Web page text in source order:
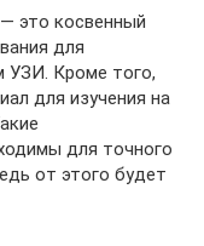
это косвенный
для
УЗИ. Кроме того,
для изучения на
для точного
от этого будет